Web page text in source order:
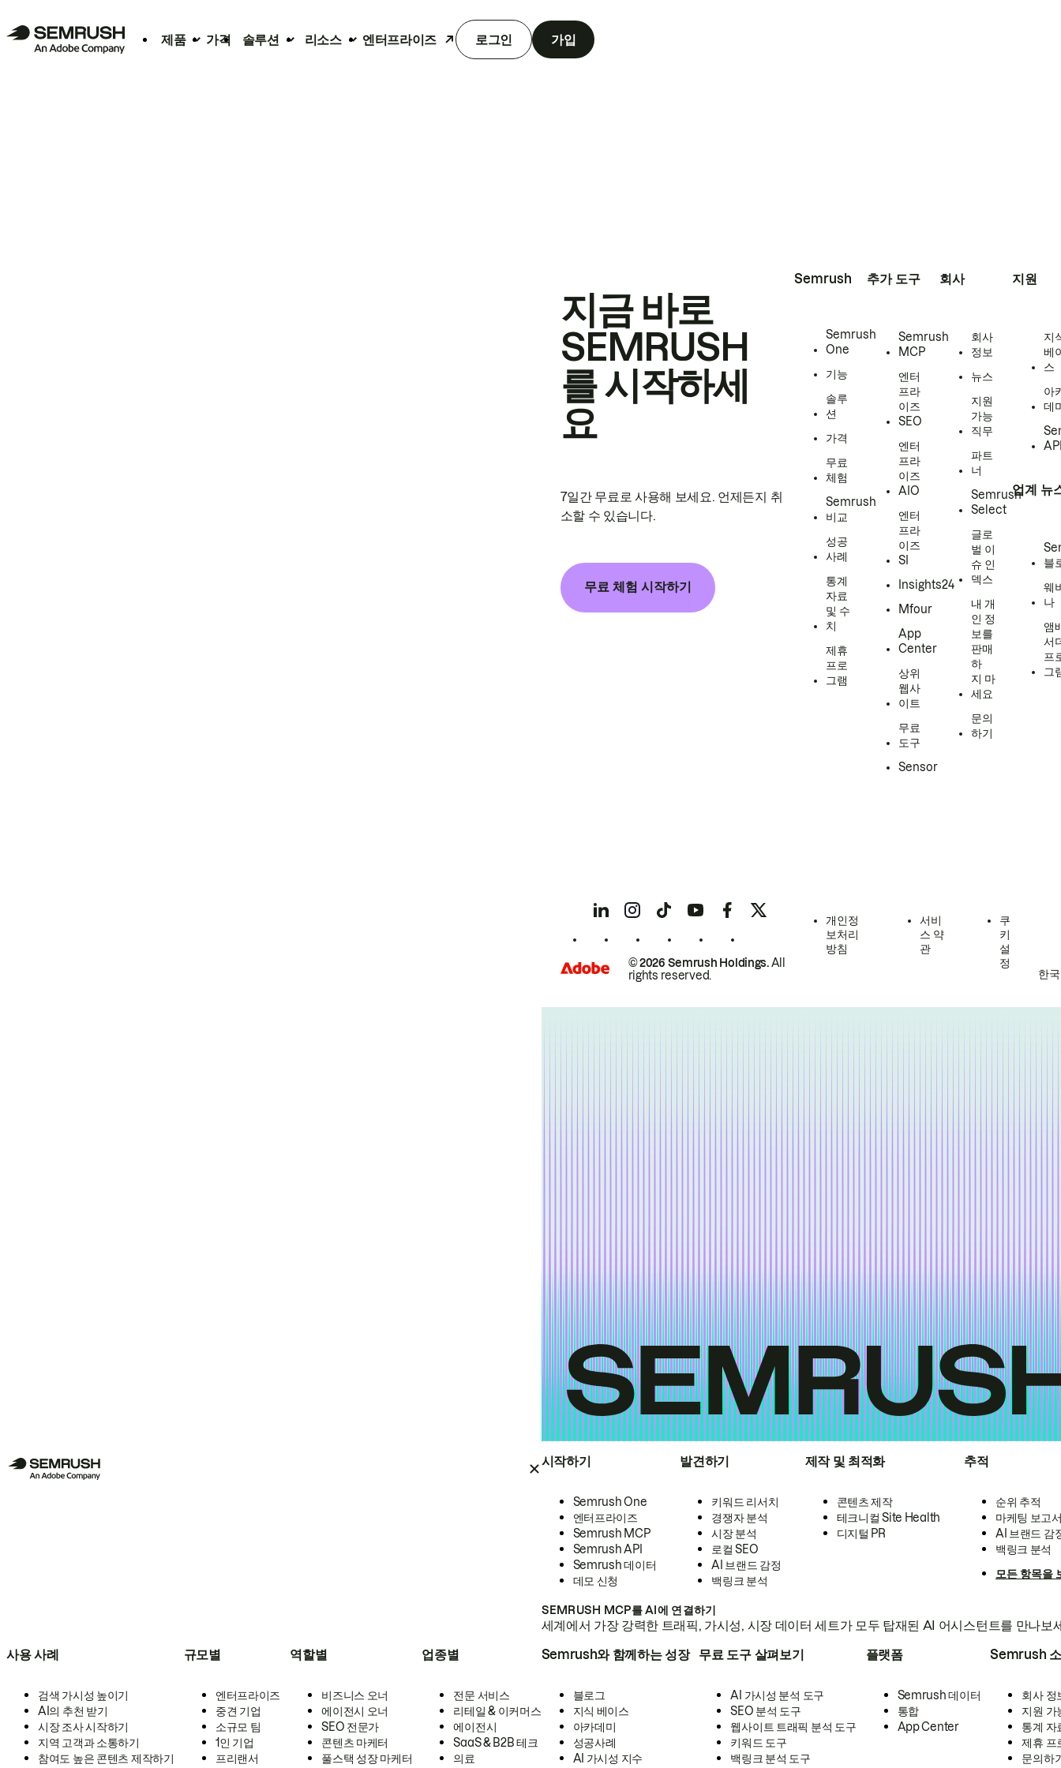
제품 가격 솔루션 리소스 엔터프라이즈 로그인 가입
시작하기
Semrush One
엔터프라이즈
Semrush MCP
Semrush API
Semrush 데이터
데모 신청
발견하기
키워드 리서치
경쟁자 분석
시장 분석
로컬 SEO
AI 브랜드 감정
백링크 분석
제작 및 최적화
콘텐츠 제작
테크니컬 Site Health
디지털 PR
추적
순위 추적
마케팅 보고
AI 브랜드 감
백링크 분석
모든 항목을
SEMRUSH MCP를 AI에 연결하기
세계에서 가장 강력한 트래픽, 가시성, 시장 데이터 세트가 모두 탑재된 AI 어시스턴트를 만나보
사용 사례
검색 가시성 높이기
AI의 추천 받기
시장 조사 시작하기
지역 고객과 소통하기
참여도 높은 콘텐츠 제작하기
규모별
엔터프라이즈
중견 기업
소규모 팀
1인 기업
프리랜서
역할별
비즈니스 오너
에이전시 오너
SEO 전문가
콘텐츠 마케터
풀스택 성장 마케터
업종별
전문 서비스
리테일 & 이커머스
에이전시
SaaS & B2B 테크
의료
Semrush와 함께하는 성장
블로그
지식 베이스
아카데미
성공사례
AI 가시성 지수
무료 도구 살펴보기
AI 가시성 분석 도구
SEO 분석 도구
웹사이트 트래픽 분석 도구
키워드 도구
백링크 분석 도구
플랫폼
Semrush 데이터
통합
App Center
Semrush
회사 정
지원 가
통계 자
제휴 프
문의하
지금 바로
SEMRUSH
를 시작하세
요
7일간 무료로 사용해 보세요. 언제든지 취
소할 수 있습니다.
무료 체험 시작하기
Semrush
Semrush
One
기능
솔루
션
가격
무료
체험
Semrush
비교
성공
사례
통계
자료
및 수
치
제휴
프로
그램
추가 도구
Semrush
MCP
엔터
프라
이즈
SEO
엔터
프라
이즈
AIO
엔터
프라
이즈
SI
Insights24
Mfour
App
Center
상위
웹사
이트
무료
도구
Sensor
회사
회사
정보
뉴스
지원
가능
직무
파트
너
Semrush
Select
글로
벌 이
슈 인
덱스
내 개
인 정
보를
판매
하
지 마
세요
문의
하기
지원
지
베
스
아
데
업계 뉴
블
웨
나
앰
서
프
그
© 2026 Semrush Holdings.All
rights reserved.
개인정
보처리
방침
서비
스 약
관
쿠
키
설
정
한